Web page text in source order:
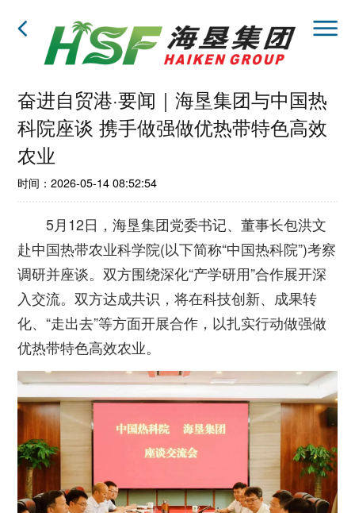
奋进自贸港·要闻｜海垦集团与中国热
科院座谈 携手做强做优热带特色高效
农业
时间：2026-05-14 08:52:54
5月12日，海垦集团党委书记、董事长包洪文
赴中国热带农业科学院(以下简称“中国热科院”)考察
调研并座谈。双方围绕深化“产学研用”合作展开深
入交流。双方达成共识，将在科技创新、成果转
化、“走出去”等方面开展合作，以扎实行动做强做
优热带特色高效农业。